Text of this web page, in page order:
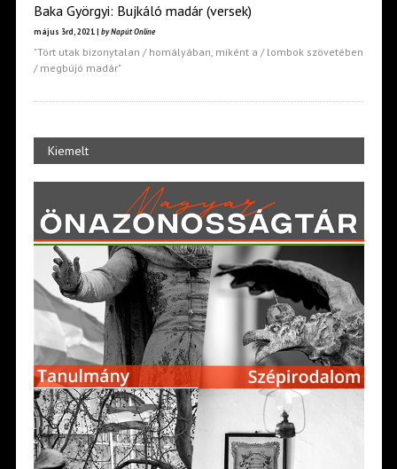
Baka Györgyi: Bujkáló madár (versek)
május 3rd, 2021 | by Napút Online
"Tört utak bizonytalan / homályában, miként a / lombok szövetében
/ megbújó madár"
Kiemelt